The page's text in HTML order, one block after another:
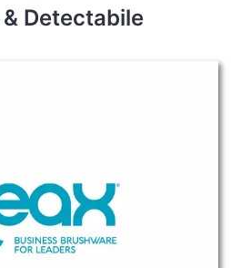
Detectabile